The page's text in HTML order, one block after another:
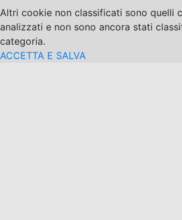
Altri cookie non classificati sono quelli
analizzati e non sono ancora stati
categoria.
ACCETTA E SALVA